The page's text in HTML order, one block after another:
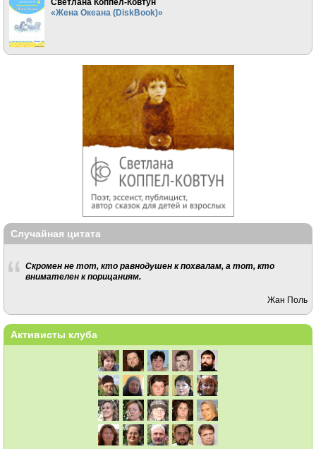
Светлана Коппел-Ковтун
«Жена Океана (DiskBook)»
Случайная цитата
Скромен не тот, кто равнодушен к похвалам, а тот, кто
внимателен к порицаниям.
Жан Поль
Активисты клуба